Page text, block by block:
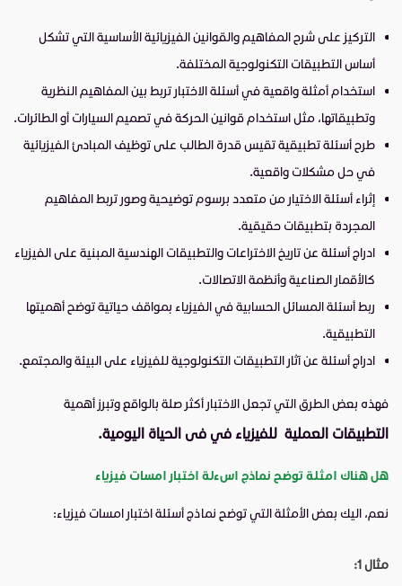
التركيز على شرح المفاهيم والقوانين الفيزيائية الأساسية التي تشكل
أساس التطبيقات التكنولوجية المختلفة.
استخدام أمثلة واقعية في أسئلة الاختبار تربط بين المفاهيم النظرية
وتطبيقاتها، مثل استخدام قوانين الحركة في تصميم السيارات أو الطائرات.
طرح أسئلة تطبيقية تقيس قدرة الطالب على توظيف المبادئ الفيزيائية
في حل مشكلات واقعية.
إثراء أسئلة الاختيار من متعدد برسوم توضيحية وصور تربط المفاهيم
المجردة بتطبيقات حقيقية.
ادراج أسئلة عن تاريخ الاختراعات والتطبيقات الهندسية المبنية على الفيزياء
كالأقمار الصناعية وأنظمة الاتصالات.
ربط أسئلة المسائل الحسابية في الفيزياء بمواقف حياتية توضح أهميتها
التطبيقية.
ادراج أسئلة عن آثار التطبيقات التكنولوجية للفيزياء على البيئة والمجتمع.
فهذه بعض الطرق التي تجعل الاختبار أكثر صلة بالواقع وتبرز أهمية
التطبيقات العملية للفيزياء في فى الحياة اليومية.
هل هناك امثلة توضح نماذج اسءلة اختبار امسات فيزياء
نعم، اليك بعض الأمثلة التي توضح نماذج أسئلة اختبار امسات فيزياء:
مثال 1: